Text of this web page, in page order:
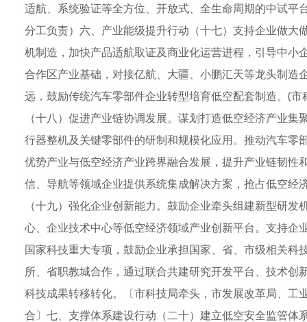
适航、系统验证等全方位、开放式、全生命周期的中试
分工负责）六、产业能级提升行动（十七）支持企业做
机制造，加快产品适航取证及商业化运营进程，引导中
合作区产业基础，对接亿航、大疆、小鹏汇天等龙头制
远，鼓励传统汽车零部件企业转型培育低空配套制造。(
（十八）促进产业链协调发展。谋划打造低空经济产业
行器整机及关键零部件的研制和规模化应用。推动汽车
优势产业与低空经济产业跨界融合发展，提升产业链韧
信、导航等领域企业提供系统集成解决方案，抢占低空
（十九）强化企业创新能力。鼓励企业牵头组建新型研
心、企业技术中心等低空经济领域产业创新平台。支持
国家科技重大专项，鼓励企业承担国家、省、市级相关
所、省职教城合作，通过联合共建研究开发平台、技术
科技成果转移转化。〔市科技局牵头，市发展改革局、
合〕七、支撑体系建设行动（二十）建立低空安全监管